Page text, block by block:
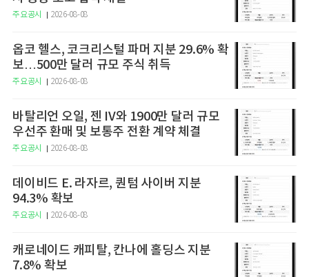
주요공시 2026-08-08
옵코 헬스, 코크리스털 파머 지분 29.6% 확
보…500만 달러 규모 주식 취득
주요공시 2026-08-08
바탈리언 오일, 젠 IV와 1900만 달러 규모
우선주 환매 및 보통주 전환 계약 체결
주요공시 2026-08-08
데이비드 E. 라자르, 퀀텀 사이버 지분
94.3% 확보
주요공시 2026-08-08
캐로네이드 캐피탈, 칸나에 홀딩스 지분
7.8% 확보